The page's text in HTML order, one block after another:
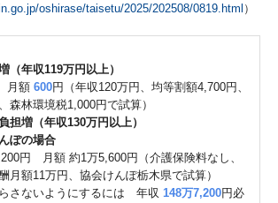
oshirase/taisetu/2025/202508/0819.html ）
（年収119万円以上）
月額 600円（年収120万円、均等割額4,700円、
森林環境税1,000円で試算）
担増（年収130万円以上）
ぽの場合
円 月額 約1万5,600円（介護保険料なし、
月額11万円、協会けんぽ栃木県で試算）
さないようにするには 年収 148万7,200円必